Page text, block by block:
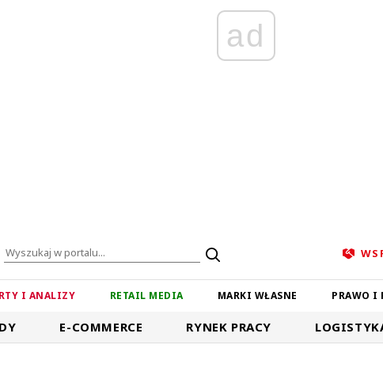
ad
I ANALIZY RETAIL MEDIA MARKI WŁASNE PRAWO I
E-COMMERCE RYNEK PRACY